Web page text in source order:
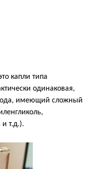
капли типа
одинаковая,
имеющий сложный
и т.д.).